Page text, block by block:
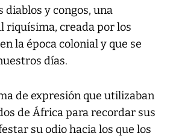
diablos y congos, una
riquísima, creada por los
la época colonial y que se
días.
de expresión que utilizaban
de África para recordar sus
su odio hacia los que los